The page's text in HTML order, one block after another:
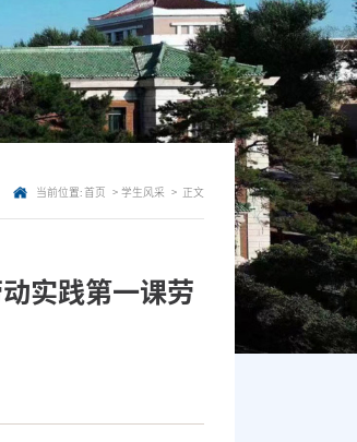
当前位置: 首页 学生风采 正文
实践第一课劳